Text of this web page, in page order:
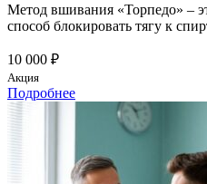
Метод вшивания «Торпедо» –
способ блокировать тягу к
10 000 ₽
Акция
Подробнее